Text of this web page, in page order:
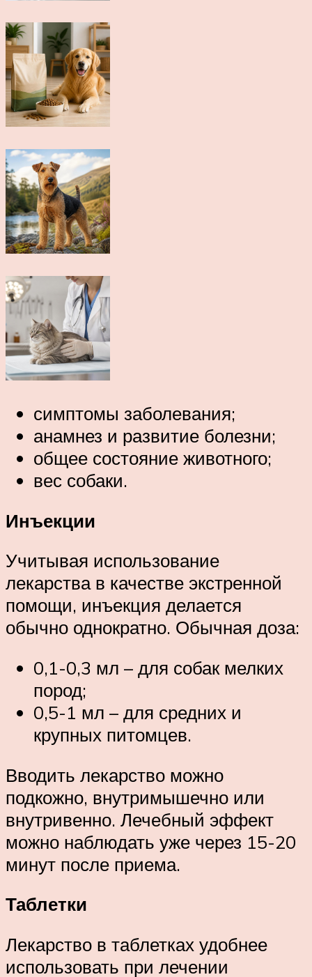
симптомы заболевания;
анамнез и развитие болезни;
общее состояние животного;
вес собаки.
Инъекции
Учитывая использование
лекарства в качестве экстренной
помощи, инъекция делается
обычно однократно. Обычная доза:
0,1-0,3 мл – для собак мелких
пород;
0,5-1 мл – для средних и
крупных питомцев.
Вводить лекарство можно
подкожно, внутримышечно или
внутривенно. Лечебный эффект
можно наблюдать уже через 15-20
минут после приема.
Таблетки
Лекарство в таблетках удобнее
использовать при лечении